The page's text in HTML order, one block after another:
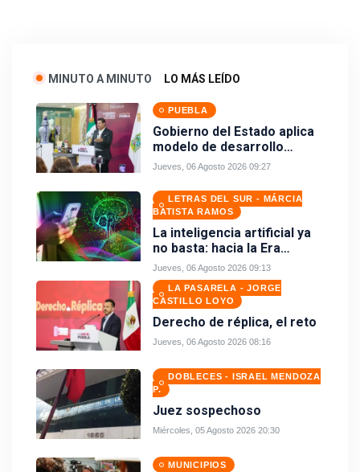
MINUTO A MINUTO LO MÁS LEÍDO
PUEBLA
Gobierno del Estado aplica
modelo de desarrollo
comunitario para generar
Jueves, 06 Agosto 2026 09:27
LETRAS DEL SUR - MÁRCIA
BATISTA RAMOS
La inteligencia artificial ya
no basta: hacia la Era
Wetware
Jueves, 06 Agosto 2026 09:13
LA PASARELA - JORGE
CASTILLO LOYO
Derecho de réplica, el reto
Jueves, 06 Agosto 2026 08:16
DOBLECES - ISRAEL MENDOZA
P.
Juez sospechoso
Miércoles, 05 Agosto 2026 20:30
MUNICIPIOS